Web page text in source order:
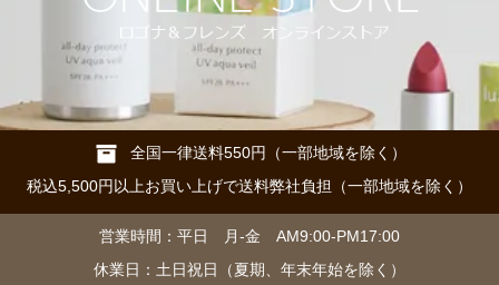
全国一律送料550円（一部地域を除く）
税込5,500円以上お買い上げで送料弊社負担（一部地域を除く）
営業時間：平日 月-金 AM9:00-PM17:00
休業日：土日祝日（夏期、年末年始を除く）